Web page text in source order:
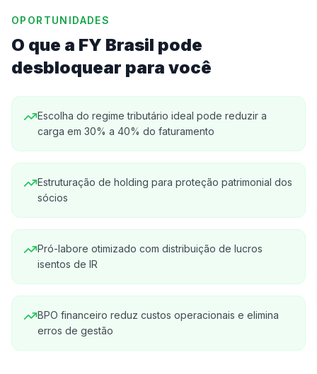
OPORTUNIDADES
O que a FY Brasil pode
desbloquear para você
Escolha do regime tributário ideal pode reduzir a
carga em 30% a 40% do faturamento
Estruturação de holding para proteção patrimonial dos
sócios
Pró-labore otimizado com distribuição de lucros
isentos de IR
BPO financeiro reduz custos operacionais e elimina
erros de gestão